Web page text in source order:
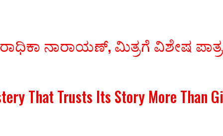
ನಾರಾಯಣ್, ಮಿತ್ರಗೆ ವಿಶೇಷ
That Trusts Its Story More Than